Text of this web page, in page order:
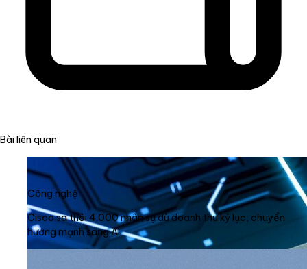
Bài liên quan
Công nghệ
Cisco sa thải 4.000 nhân sự dù doanh thu kỷ lục, chuyển
hướng mạnh sang AI